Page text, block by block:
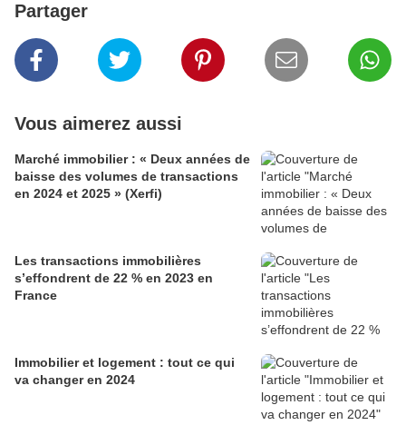
Partager
Vous aimerez aussi
Marché immobilier : « Deux années de
baisse des volumes de transactions
en 2024 et 2025 » (Xerfi)
Les transactions immobilières
s’effondrent de 22 % en 2023 en
France
Immobilier et logement : tout ce qui
va changer en 2024